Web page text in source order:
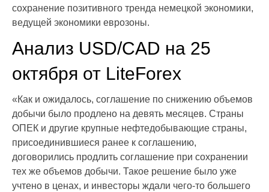
сохранение позитивного тренда немецкой экономики,
ведущей экономики еврозоны.
Анализ USD/CAD на 25
октября от LiteForex
«Как и ожидалось, соглашение по снижению объемов
добычи было продлено на девять месяцев. Страны
ОПЕК и другие крупные нефтедобывающие страны,
присоединившиеся ранее к соглашению,
договорились продлить соглашение при сохранении
тех же объемов добычи. Такое решение было уже
учтено в ценах, и инвесторы ждали чего-то большего